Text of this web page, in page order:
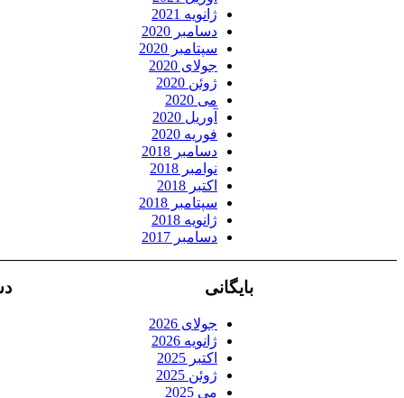
ژانویه 2021
دسامبر 2020
سپتامبر 2020
جولای 2020
ژوئن 2020
می 2020
آوریل 2020
فوریه 2020
دسامبر 2018
نوامبر 2018
اکتبر 2018
سپتامبر 2018
ژانویه 2018
دسامبر 2017
بایگانی
جولای 2026
ژانویه 2026
اکتبر 2025
ژوئن 2025
می 2025